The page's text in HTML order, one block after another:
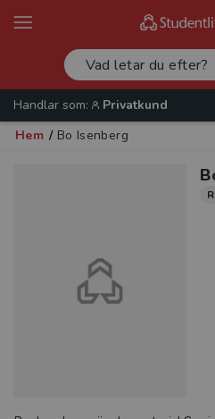
Handlar som:
Privatkund
Hem / Bo Isenberg